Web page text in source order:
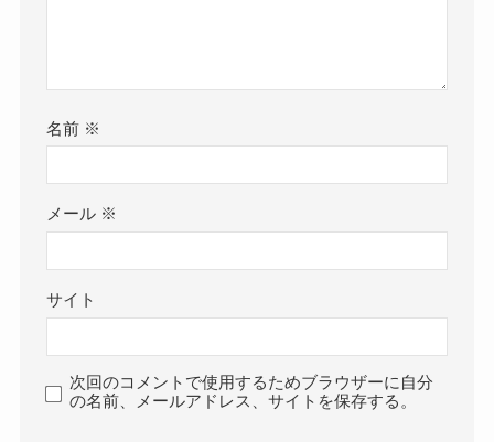
名前 ※
メール ※
サイト
次回のコメントで使用するためブラウザーに自分
の名前、メールアドレス、サイトを保存する。